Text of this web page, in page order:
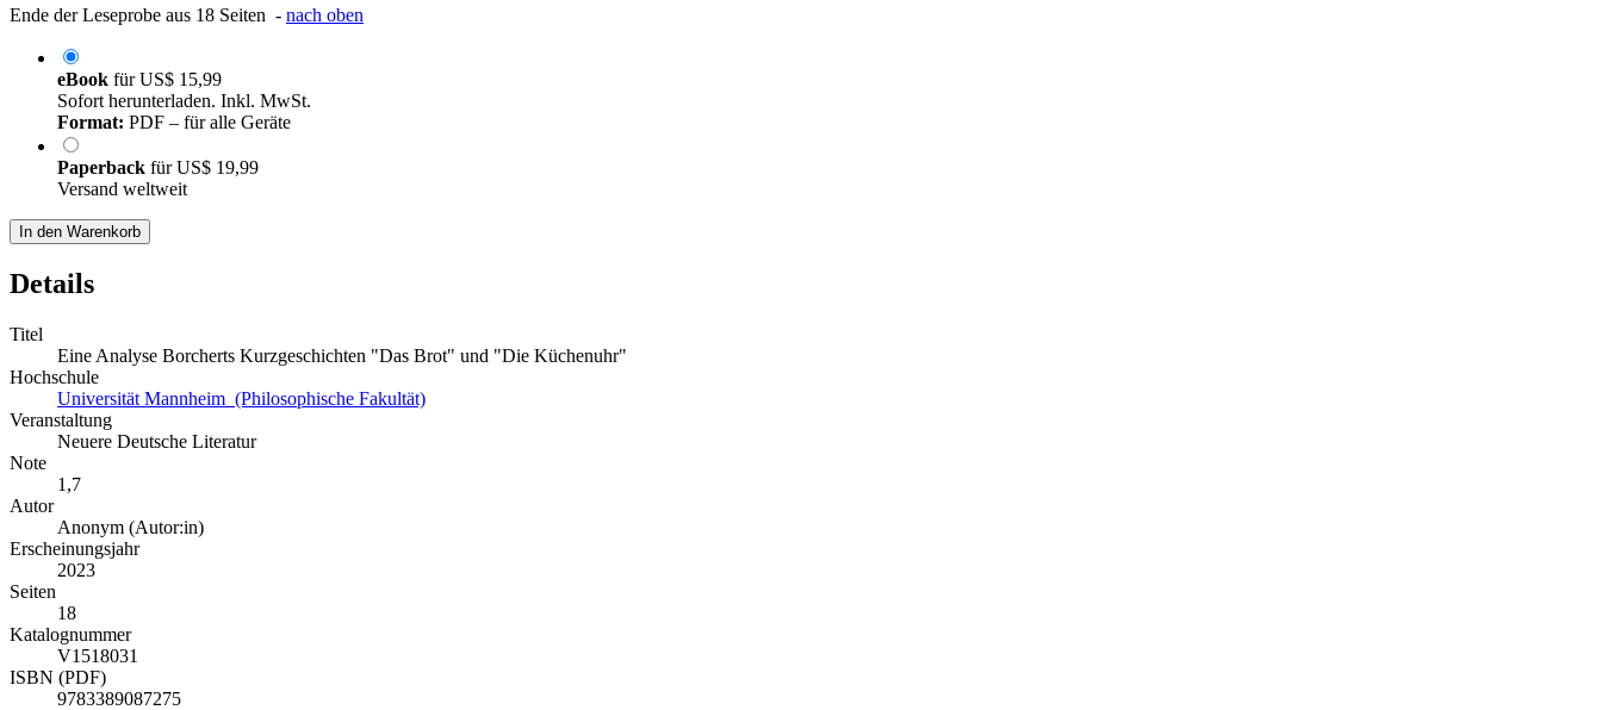
Ende der Leseprobe aus 18 Seiten - nach oben
eBook fürUS$ 15,99
Sofort herunterladen. Inkl. MwSt.
Format: PDF – für alle Geräte
Paperback fürUS$ 19,99
Versand weltweit
In den Warenkorb
Details
Titel
Eine Analyse Borcherts Kurzgeschichten "Das Brot" und "Die Küchenuhr"
Hochschule
Universität Mannheim (Philosophische Fakultät)
Veranstaltung
Neuere Deutsche Literatur
Note
1,7
Autor
Anonym (Autor:in)
Erscheinungsjahr
2023
Seiten
18
Katalognummer
V1518031
ISBN (PDF)
9783389087275